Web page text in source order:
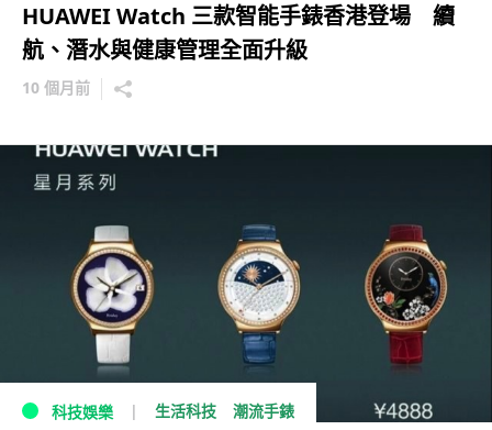
HUAWEI Watch 三款智能手錶香港登場 續
航、潛水與健康管理全面升級
10 個月前
科技娛樂 生活科技 潮流手錶